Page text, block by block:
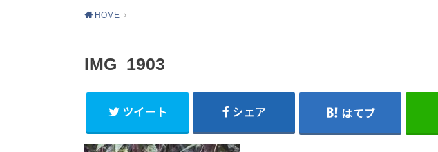
HOME
IMG_1903
ツイート シェア はてブ